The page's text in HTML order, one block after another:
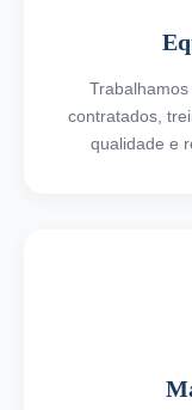
contratados,
qualidade e